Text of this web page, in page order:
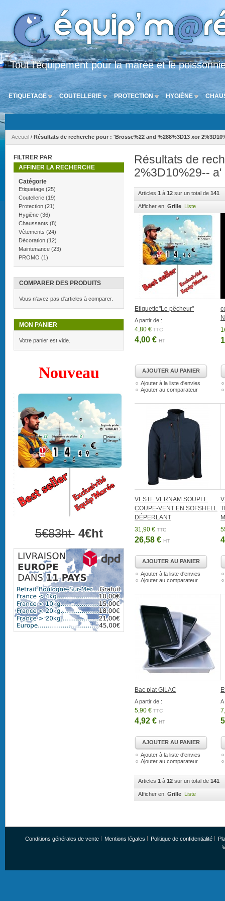
Tout l'équipement pour la marée et le
ETIQUETAGE COUTELLERIE PROTECTION HYGIÈNE
Accueil / Résultats de recherche pour : 'Brosse%22 and %288%3D13 xor
Résultats de
2%3D10%29-- a'
Articles 1 à 12 sur un total de 141
Afficher en: Grille Liste
Etiquette"Le pêcheur"
A partir de :
4,80 € TTC
4,00 € HT
AJOUTER AU PANIER
Ajouter à la liste d'envies
Ajouter au comparateur
VESTE VERNAM SOUPLE
COUPE-VENT EN SOFSHELL
DÉPERLANT
31,90 € TTC
26,58 € HT
AJOUTER AU PANIER
Ajouter à la liste d'envies
Ajouter au comparateur
Bac plat GILAC
A partir de :
5,90 € TTC
4,92 € HT
AJOUTER AU PANIER
Ajouter à la liste d'envies
Ajouter au comparateur
A
Articles 1 à 12 sur un total de 141
Afficher en: Grille Liste
FILTRER PAR
AFFINER LA RECHERCHE
Catégorie
Etiquetage (25)
Coutellerie (19)
Protection (21)
Hygiène (36)
Chaussants (8)
Vêtements (24)
Décoration (12)
Maintenance (23)
PROMO (1)
COMPARER DES PRODUITS
Vous n'avez pas d'articles à comparer.
MON PANIER
Votre panier est vide.
Nouveau
5€83ht4€ht
Conditions générales de vente Mentions légales Politique de confidentialité